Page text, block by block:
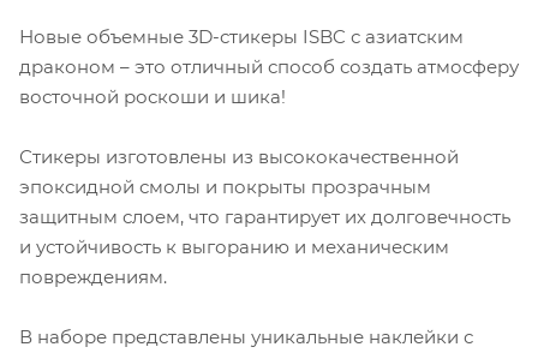
Новые объемные 3D-стикеры ISBC с азиатским
драконом – это отличный способ создать атмосферу
восточной роскоши и шика!
Стикеры изготовлены из высококачественной
эпоксидной смолы и покрыты прозрачным
защитным слоем, что гарантирует их долговечность
и устойчивость к выгоранию и механическим
повреждениям.
В наборе представлены уникальные наклейки с